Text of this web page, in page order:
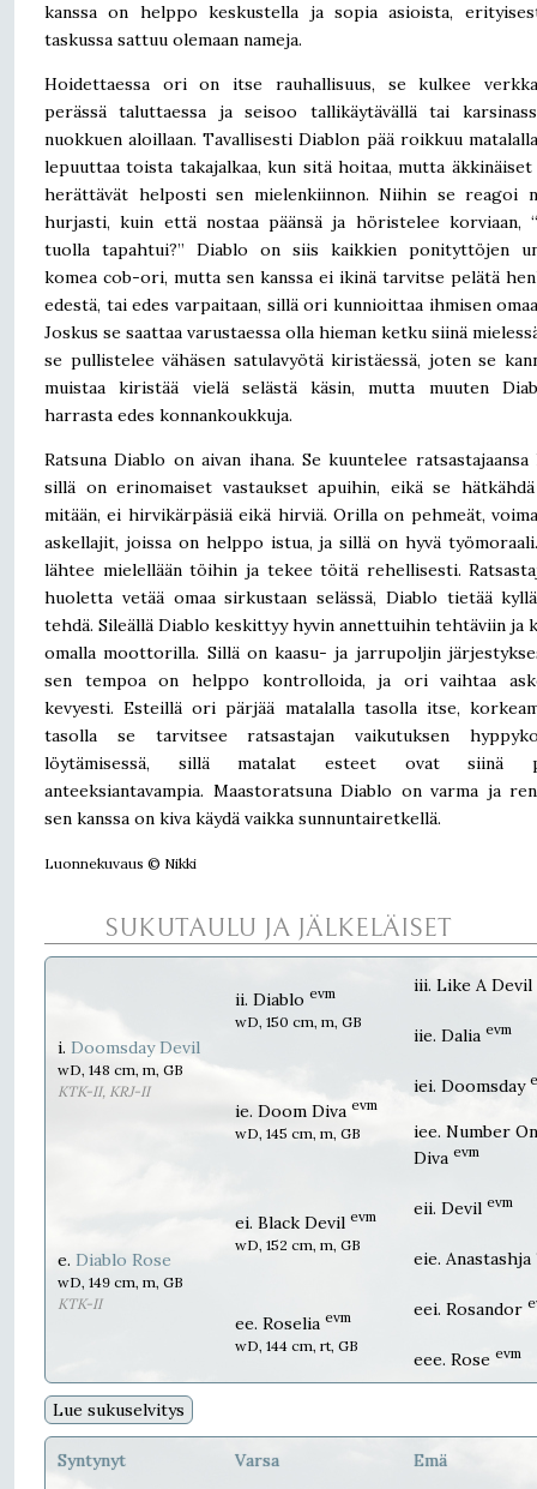
kanssa on helppo keskustella ja sopia asioista,
taskussa sattuu olemaan nameja.
Hoidettaessa ori on itse rauhallisuus, se kulkee
perässä taluttaessa ja seisoo tallikäytävällä tai
nuokkuen aloillaan. Tavallisesti Diablon pää roikkuu
lepuuttaa toista takajalkaa, kun sitä hoitaa, mutta äkkinäiset
herättävät helposti sen mielenkiinnon. Niihin se reagoi
hurjasti, kuin että nostaa päänsä ja höristelee korviaan,
tuolla tapahtui?” Diablo on siis kaikkien ponityttöjen
komea cob-ori, mutta sen kanssa ei ikinä tarvitse pelätä
edestä, tai edes varpaitaan, sillä ori kunnioittaa ihmisen
Joskus se saattaa varustaessa olla hieman ketku siinä
se pullistelee vähäsen satulavyötä kiristäessä, joten se
muistaa kiristää vielä selästä käsin, mutta muuten
harrasta edes konnankoukkuja.
Ratsuna Diablo on aivan ihana. Se kuuntelee ratsastajaansa
sillä on erinomaiset vastaukset apuihin, eikä se
mitään, ei hirvikärpäsiä eikä hirviä. Orilla on pehmeät,
askellajit, joissa on helppo istua, ja sillä on hyvä
lähtee mielellään töihin ja tekee töitä rehellisesti.
huoletta vetää omaa sirkustaan selässä, Diablo tietää
tehdä. Sileällä Diablo keskittyy hyvin annettuihin tehtäviin ja
omalla moottorilla. Sillä on kaasu- ja jarrupoljin
sen tempoa on helppo kontrolloida, ja ori vaihtaa
kevyesti. Esteillä ori pärjää matalalla tasolla itse,
tasolla se tarvitsee ratsastajan vaikutuksen
löytämisessä, sillä matalat esteet ovat siinä
anteeksiantavampia. Maastoratsuna Diablo on varma ja
sen kanssa on kiva käydä vaikka sunnuntairetkellä.
Luonnekuvaus © Nikki
SUKUTAULU JA JÄLKELÄISET
i. Doomsday Devil
wD, 148 cm, m, GB
KTK-II, KRJ-II
ii. Diablo evm
wD, 150 cm, m, GB
iii. Like A Devil
iie. Dalia evm
ie. Doom Diva evm
wD, 145 cm, m, GB
iei. Doomsday
iee. Number
Diva evm
e. Diablo Rose
wD, 149 cm, m, GB
KTK-II
ei. Black Devil evm
wD, 152 cm, m, GB
eii. Devil evm
eie. Anastashja
ee. Roselia evm
wD, 144 cm, rt, GB
eei. Rosandor
eee. Rose evm
Lue sukuselvitys
Syntynyt Varsa Emä